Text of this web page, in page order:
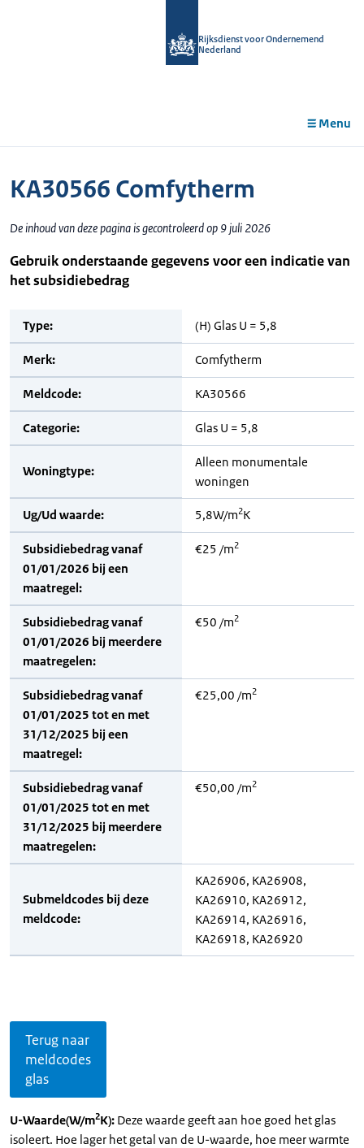
Rijksdienst voor Ondernemend
Nederland
Menu
KA30566 Comfytherm
De inhoud van deze pagina is gecontroleerd op 9 juli 2026
Gebruik onderstaande gegevens voor een indicatie van
het subsidiebedrag
Type: (H) Glas U = 5,8
Merk: Comfytherm
Meldcode: KA30566
Categorie: Glas U = 5,8
Woningtype:
Alleen monumentale
woningen
Ug/Ud waarde: 5,8W/m2K
Subsidiebedrag vanaf
01/01/2026 bij een
maatregel:
€25 /m2
Subsidiebedrag vanaf
01/01/2026 bij meerdere
maatregelen:
€50 /m2
Subsidiebedrag vanaf
01/01/2025 tot en met
31/12/2025 bij een
maatregel:
€25,00 /m2
Subsidiebedrag vanaf
01/01/2025 tot en met
31/12/2025 bij meerdere
maatregelen:
€50,00 /m2
Submeldcodes bij deze
meldcode:
KA26906, KA26908,
KA26910, KA26912,
KA26914, KA26916,
KA26918, KA26920
Terug naar
meldcodes
glas
U-Waarde(W/m2K): Deze waarde geeft aan hoe goed het glas
isoleert. Hoe lager het getal van de U-waarde, hoe meer warmte